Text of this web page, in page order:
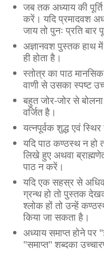
जब तक अध्याय की
करें। यदि प्रमादवश
जाय तो पुनः प्रति
अज्ञानवश पुस्तक
ही होता है।
स्तोत्र का पाठ
वाणी से उसका स्पष्ट
बहुत जोर-जोर से
वर्जित है।
यत्नपूर्वक शुद्ध एवं
यदि पाठ कण्ठस्थ न
लिखे हुए अथवा
पाठ न करें।
यदि एक सहस्र से अधिक
ग्रन्थ हो तो पुस्तक
श्‍लोक हों तो उन्हें
किया जा सकता है।
अध्याय समाप्त होने
"समाप्त" शब्दका